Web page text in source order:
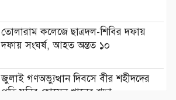
তোলারাম কলেজে ছাত্রদল-শিবির দফায়
দফায় সংঘর্ষ, আহত অন্তত ১০
জুলাই গণঅভ্যুত্থান দিবসে বীর শহীদদের
প্রতি মনির হোসেন খানের শ্রদ্ধা